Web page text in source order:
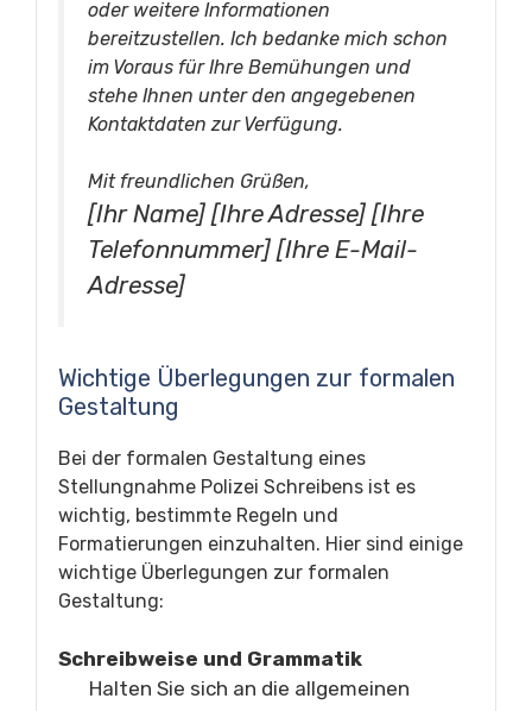
oder weitere Informationen
bereitzustellen. Ich bedanke mich schon
im Voraus für Ihre Bemühungen und
stehe Ihnen unter den angegebenen
Kontaktdaten zur Verfügung.
Mit freundlichen Grüßen,
[Ihr Name] [Ihre Adresse] [Ihre
Telefonnummer] [Ihre E-Mail-
Adresse]
Wichtige Überlegungen zur formalen
Gestaltung
Bei der formalen Gestaltung eines
Stellungnahme Polizei Schreibens ist es
wichtig, bestimmte Regeln und
Formatierungen einzuhalten. Hier sind einige
wichtige Überlegungen zur formalen
Gestaltung:
Schreibweise und Grammatik
Halten Sie sich an die allgemeinen